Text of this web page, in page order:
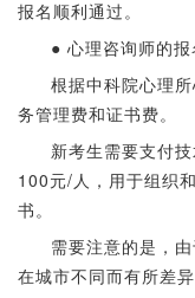
报名顺利通过。
● 心理咨询师的
根据中科院心理
务管理费和证书费。
新考生需要支付
100元/人，用于组织
书。
需要注意的是，
在城市不同而有所差